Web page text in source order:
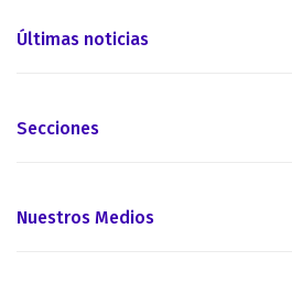
Últimas noticias
Secciones
Nuestros Medios